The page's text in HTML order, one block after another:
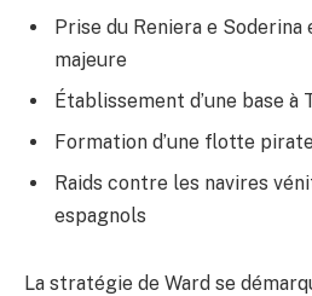
Prise du Reniera e Soderina
majeure
Établissement d’une base à
Formation d’une flotte
Raids contre les navires
espagnols
La stratégie de Ward se